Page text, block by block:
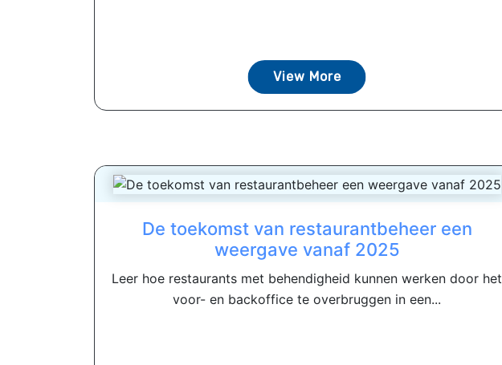
View More
De toekomst van restaurantbeheer een
weergave vanaf 2025
Leer hoe restaurants met behendigheid kunnen werken door het
voor- en backoffice te overbruggen in een...